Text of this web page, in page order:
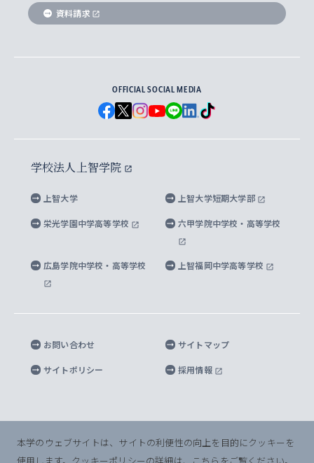
Futures） – 持続可能な未来を考える６学科連携
総合人間科学研究科
経済学研究科
グローバル・スタディーズ研究科
アメリカ・カナダ研究所
メディア・ジャーナリズム研究所
水稀少社会研究センター
先進機械・構造材料イノベーションセンター
マイクロ波サイエンス研究センター
半導体研究所
企業の採用ご担当者様へのご案内
学費・奨学金
学部入学前に出願する奨学金
国による高等教育の修学支援新制度
大学院生対象の奨学金
海外留学する際の費用と奨学金
ダイバーシティ＆サステナビリティへの取り組み
上智大学のネットワーク
父母・保証人とのネットワーク
学外とのネットワーク
上智大学の出版物
上智大学大学案内・大学院案内
英文広報誌 SOPHIA magazine
上智大学のビジュアル・アイデンティティ
上智大学ビジュアル・アイデンティティ
上智大学校歌 ・上智大学学生歌
上智大学への取材・キャンパスでの撮影について
上智大学の公開情報
上智大学の教育研究活動等の情報公表
内部質保証と自己点検・評価
キャンパス案内
四谷キャンパス 施設紹介
キャンパスへのアクセス
海外拠点
教職協働の取り組み
プライバシーポリシー
資料請求
OFFICIAL SOCIAL MEDIA
学校法人上智学院
上智大学 上智大学短期大学部
栄光学園中学高等学校 六甲学院中学校・高等学校
広島学院中学校・高等学校 上智福岡中学高等学校
お問い合わせ サイトマップ
サイトポリシー 採用情報
本学のウェブサイトは、サイトの利便性の向上を目的にクッキーを